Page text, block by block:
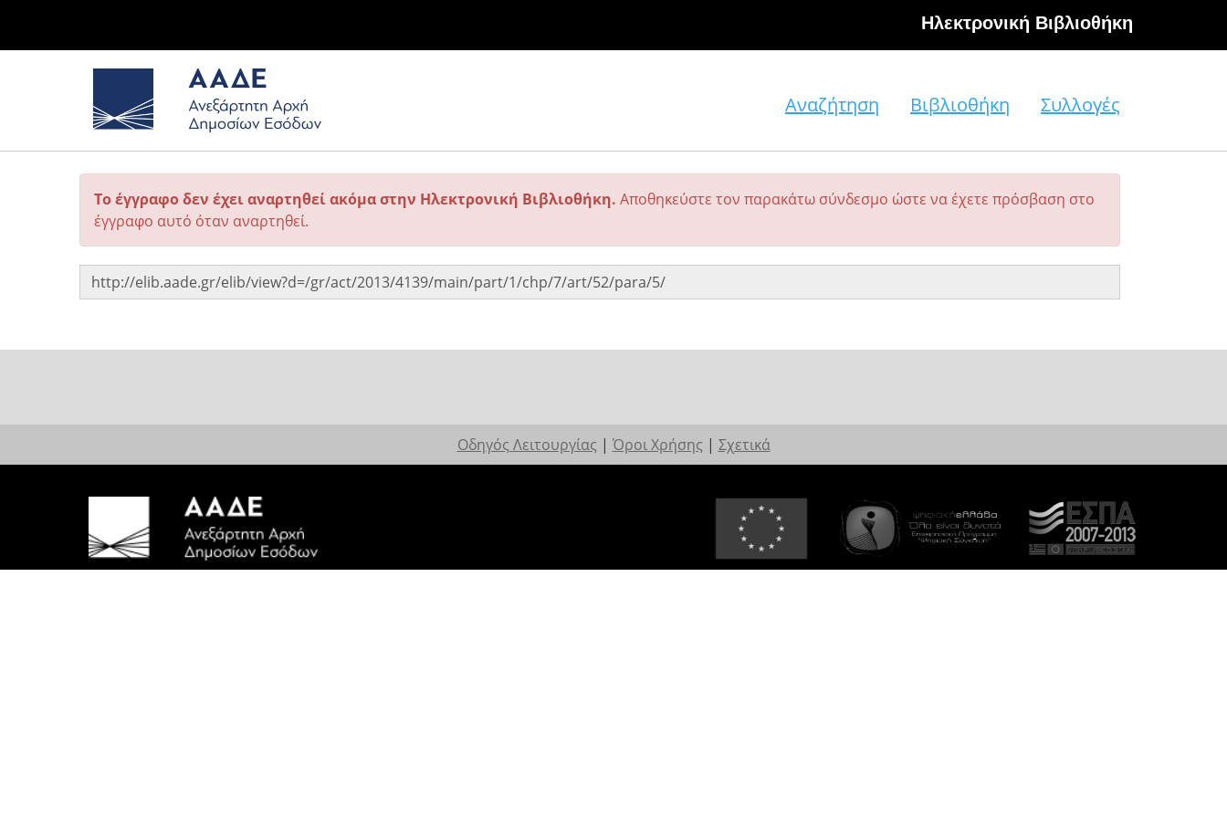
Hλεκτρονική Βιβλιοθήκη
Αναζήτηση Βιβλιοθήκη Συλλογές
Το έγγραφο δεν έχει αναρτηθεί ακόμα στην Ηλεκτρονική Βιβλιοθήκη. Αποθηκεύστε τον παρακάτω σύνδεσμο ώστε να έχετε πρόσβαση στο
έγγραφο αυτό όταν αναρτηθεί.
Οδηγός Λειτουργίας | Όροι Χρήσης | Σχετικά